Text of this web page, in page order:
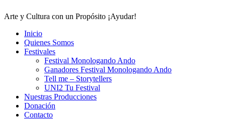
Arte y Cultura con un Propósito ¡Ayudar!
Inicio
Quienes Somos
Festivales
Festival Monologando Ando
Ganadores Festival Monologando Ando
Tell me – Storytellers
UNI2 Tu Festival
Nuestras Producciones
Donación
Contacto